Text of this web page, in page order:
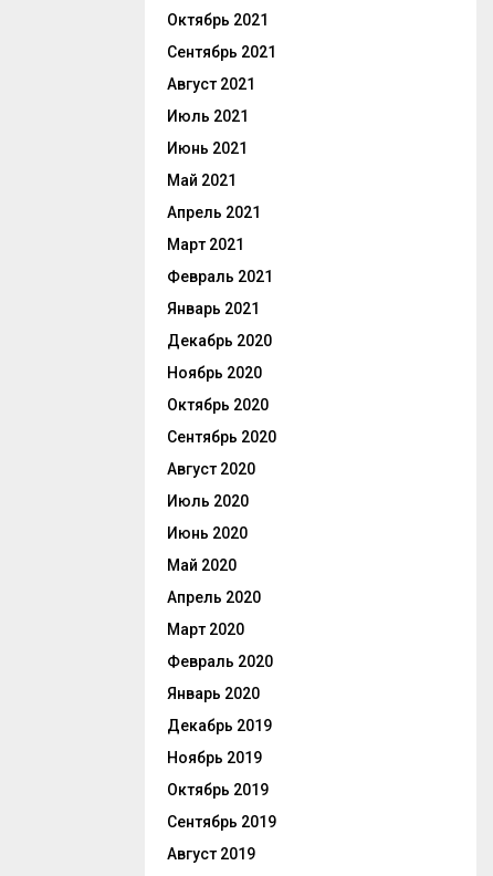
Октябрь 2021
Сентябрь 2021
Август 2021
Июль 2021
Июнь 2021
Май 2021
Апрель 2021
Март 2021
Февраль 2021
Январь 2021
Декабрь 2020
Ноябрь 2020
Октябрь 2020
Сентябрь 2020
Август 2020
Июль 2020
Июнь 2020
Май 2020
Апрель 2020
Март 2020
Февраль 2020
Январь 2020
Декабрь 2019
Ноябрь 2019
Октябрь 2019
Сентябрь 2019
Август 2019